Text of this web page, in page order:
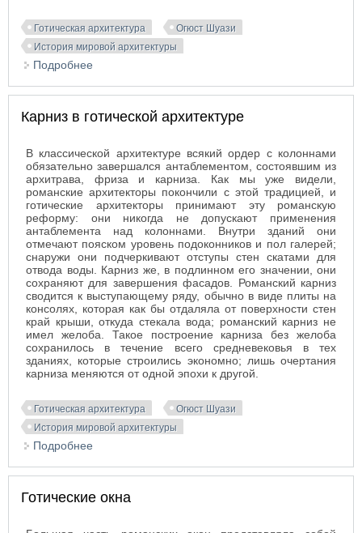
Готическая архитектура
Огюст Шуази
История мировой архитектуры
Подробнее
Карниз в готической архитектуре
В классической архитектуре всякий ордер с колоннами
обязательно завершался антаблементом, состоявшим из
архитрава, фриза и карниза. Как мы уже видели,
романские архитекторы покончили с этой традицией, и
готические архитекторы принимают эту романскую
реформу: они никогда не допускают применения
антаблемента над колоннами. Внутри зданий они
отмечают пояском уровень подоконников и пол галерей;
снаружи они подчеркивают отступы стен скатами для
отвода воды. Карниз же, в подлинном его значении, они
сохраняют для завершения фасадов. Романский карниз
сводится к выступающему ряду, обычно в виде плиты на
консолях, которая как бы отдаляла от поверхности стен
край крыши, откуда стекала вода; романский карниз не
имел желоба. Такое построение карниза без желоба
сохранилось в течение всего средневековья в тех
зданиях, которые строились экономно; лишь очертания
карниза меняются от одной эпохи к другой.
Готическая архитектура
Огюст Шуази
История мировой архитектуры
Подробнее
Готические окна